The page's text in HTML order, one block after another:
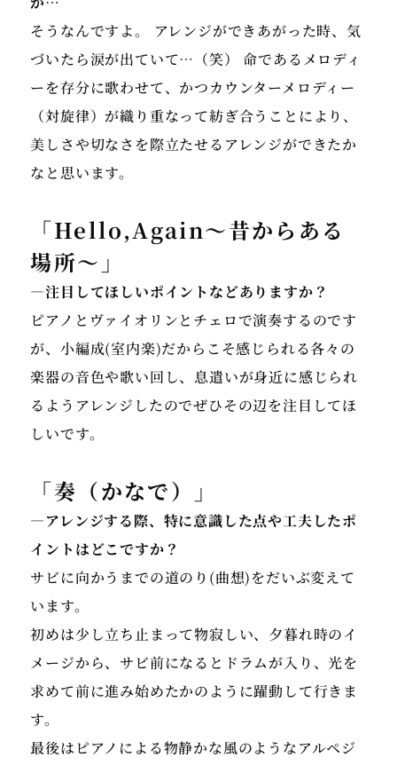
そうなんですよ。 アレンジができあがった時、気
づいたら涙が出ていて…（笑） 命であるメロディ
ーを存分に歌わせて、かつカウンターメロディー
（対旋律）が織り重なって紡ぎ合うことにより、
美しさや切なさを際立たせるアレンジができたか
なと思います。
「Hello,Again～昔からある
場所～」
―注目してほしいポイントなどありますか？
ピアノとヴァイオリンとチェロで演奏するのです
が、小編成(室内楽)だからこそ感じられる各々の
楽器の音色や歌い回し、息遣いが身近に感じられ
るようアレンジしたのでぜひその辺を注目してほ
しいです。
「奏（かなで）」
―アレンジする際、特に意識した点や工夫したポ
イントはどこですか？
サビに向かうまでの道のり(曲想)をだいぶ変えて
います。
初めは少し立ち止まって物寂しい、夕暮れ時のイ
メージから、サビ前になるとドラムが入り、光を
求めて前に進み始めたかのように躍動して行きま
す。
最後はピアノによる物静かな風のようなアルペジ